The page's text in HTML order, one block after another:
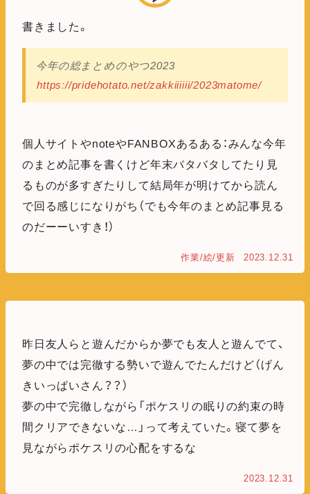
書きました。
今年の総まとめのやつ2023
https://pridehotato.net/zakkiiiiii/2023matome/
個人サイトやnoteやFANBOXあるある：みんな今年
のまとめ記事を書くけど年末バタバタしてたり見
るものが多すぎたりして結局年が明けてから読ん
で回る感じになりがち（でも今年のまとめ記事見る
のだーーいすき！）
作業/絵/更新 2023.12.31
昨日友人らと遊んだからか夢でも友人と遊んでて、
夢の中では完徹する勢いで遊んでたんだけど（げん
きいっぱいさん？？）
夢の中で完徹しながら「ポケスリの眠りの約束の時
間クリアできないな…」って考えていた。寝て夢を
見ながらポケスリの心配をするな
2023.12.31